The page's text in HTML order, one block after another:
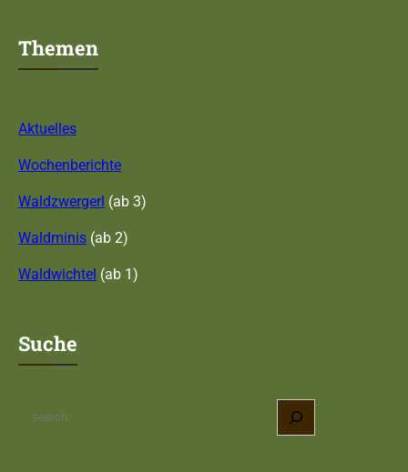
Themen
Aktuelles
Wochenberichte
Waldzwergerl (ab 3)
Waldminis (ab 2)
Waldwichtel (ab 1)
Suche